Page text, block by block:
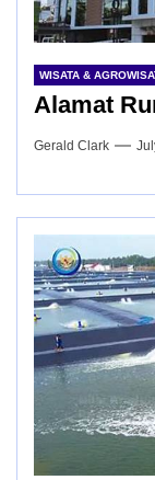
WISATA &
Alamat
Gerald Clark